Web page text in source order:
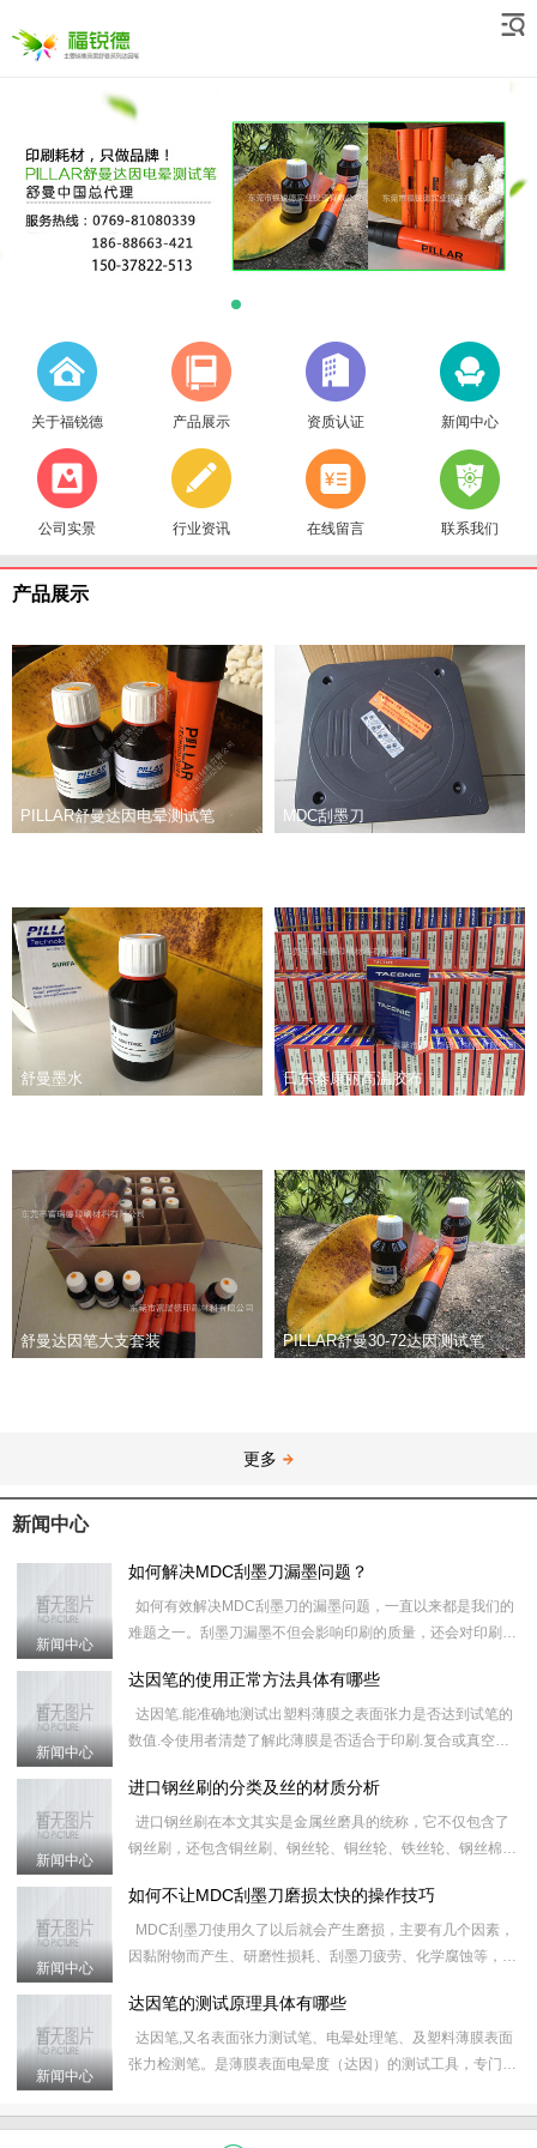
关于福锐德 产品展示 资质认证 新闻中心
公司实景 行业资讯 在线留言 联系我们
产品展示
PILLAR舒曼达因电晕测试笔 MDC刮墨刀
舒曼墨水 日东泰康丽高温胶布
舒曼达因笔大支套装 PILLAR舒曼30-72达因测试笔
更多
新闻中心
新闻中心
如何解决MDC刮墨刀漏墨问题？
如何有效解决MDC刮墨刀的漏墨问题，一直以来都是我们的
难题之一。刮墨刀漏墨不但会影响印刷的质量，还会对印刷器
出现
新闻中心
达因笔的使用正常方法具体有哪些
达因笔.能准确地测试出塑料薄膜之表面张力是否达到试笔的
数值.令使用者清楚了解此薄膜是否适合于印刷.复合或真空镀
新闻中心
进口钢丝刷的分类及丝的材质分析
进口钢丝刷在本文其实是金属丝磨具的统称，它不仅包含了
钢丝刷，还包含铜丝刷、钢丝轮、铜丝轮、铁丝轮、钢丝棉、
&nb
新闻中心
如何不让MDC刮墨刀磨损太快的操作技巧
MDC刮墨刀使用久了以后就会产生磨损，主要有几个因素，
因黏附物而产生、研磨性损耗、刮墨刀疲劳、化学腐蚀等，这
的使
新闻中心
达因笔的测试原理具体有哪些
达因笔,又名表面张力测试笔、电晕处理笔、及塑料薄膜表面
张力检测笔。是薄膜表面电晕度（达因）的测试工具，专门用